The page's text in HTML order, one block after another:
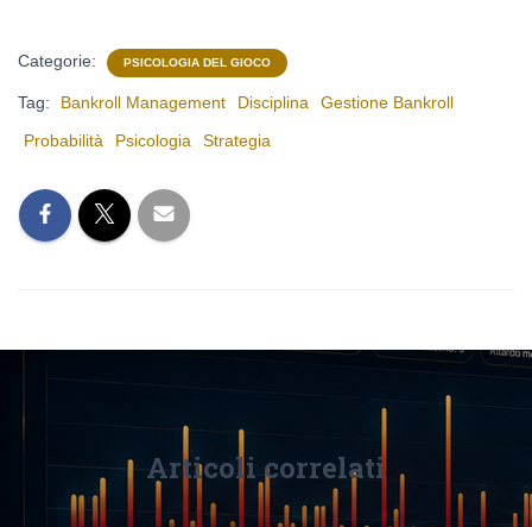
Categorie: PSICOLOGIA DEL GIOCO
Tag: Bankroll Management Disciplina
Gestione Bankroll
Probabilità
Psicologia Strategia
Articoli correlati